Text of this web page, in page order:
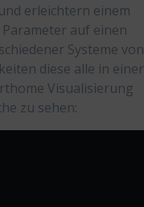
erleichtern einem
auf einen
Systeme von
diese alle in einer
Visualisierung
zu sehen: